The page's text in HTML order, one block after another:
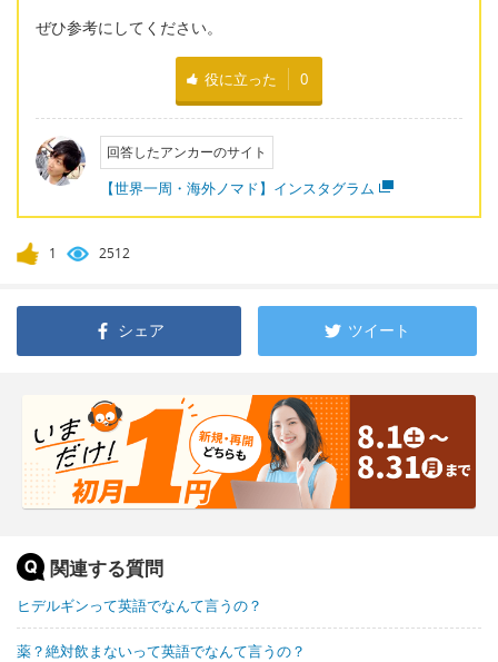
ぜひ参考にしてください。
役に立った 0
回答したアンカーのサイト
【世界一周・海外ノマド】インスタグラム
1 2512
シェア ツイート
関連する質問
ヒデルギンって英語でなんて言うの？
薬？絶対飲まないって英語でなんて言うの？